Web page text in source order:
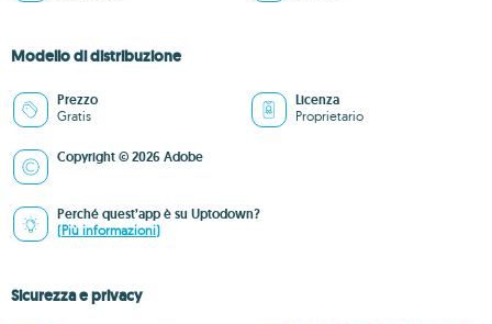
Modello di distribuzione
Prezzo
Gratis
Licenza
Proprietario
Copyright © 2026 Adobe
Perché quest’app è su Uptodown?
(Più informazioni)
Sicurezza e privacy